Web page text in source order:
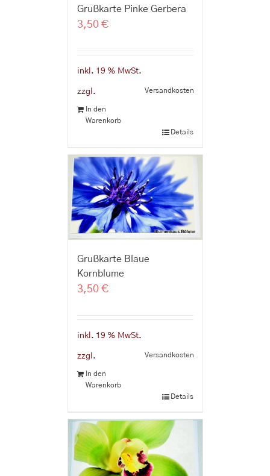
Grußkarte Pinke Gerbera
3,50 €
inkl. 19 % MwSt.
zzgl. Versandkosten
In den
Warenkorb
Details
Grußkarte Blaue
Kornblume
3,50 €
inkl. 19 % MwSt.
zzgl. Versandkosten
In den
Warenkorb
Details